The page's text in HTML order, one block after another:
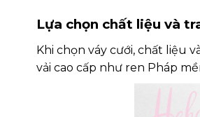
Lựa chọn chất liệu và
Khi chọn váy cưới, chất liệu
vải cao cấp như ren Pháp